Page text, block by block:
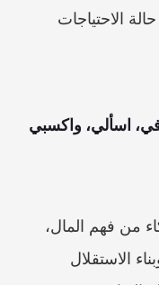
اسألي، واكسبي